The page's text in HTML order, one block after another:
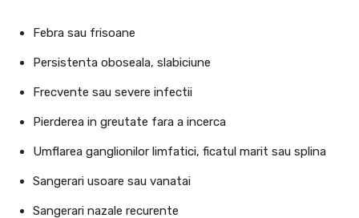
Febra sau frisoane
Persistenta oboseala, slabiciune
Frecvente sau severe infectii
Pierderea in greutate fara a incerca
Umflarea ganglionilor limfatici, ficatul marit sau splina
Sangerari usoare sau vanatai
Sangerari nazale recurente